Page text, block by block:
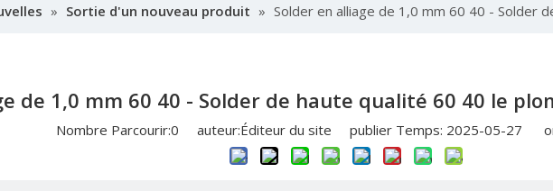
» Sortie d'un nouveau produit » Solder en alliage de 1,0 mm 60 40 - Solder
de 1,0 mm 60 40 - Solder de haute qualité 60 40 le
Nombre Parcourir:0 auteur:Éditeur du site publier Temps: 2025-05-27